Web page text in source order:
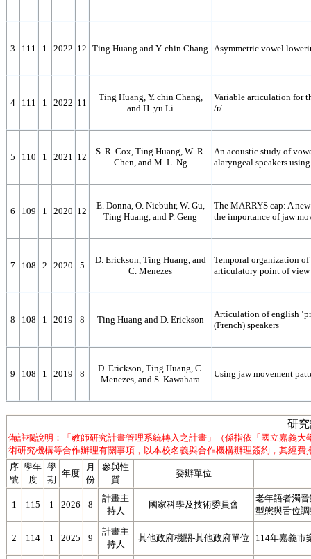
3 111 1 2022 12 Ting Huang and Y. chin Chang Asymmetric vowel
4 111 1 2022 11
Ting Huang, Y. chin Chang,
and H. yu Li
Variable articulation for
/r/
5 110 1 2021 12
S. R. Cox, Ting Huang, W.-R.
Chen, and M. L. Ng
An acoustic study of
alaryngeal speakers
6 109 1 2020 12
E. Donna, O. Niebuhr, W. Gu,
Ting Huang, and P. Geng
The MARRYS cap: A
the importance of jaw
7 108 2 2020 5
D. Erickson, Ting Huang, and
C. Menezes
Temporal organization of
articulatory point of view
8 108 1 2019 8 Ting Huang and D. Erickson
Articulation of english
(French) speakers
9 108 1 2019 8
D. Erickson, Ting Huang, C.
Menezes, and S. Kawahara
Using jaw movement
研
備註欄說明：「教師研究計畫管理系統轉入之計畫」（係指依「國立嘉義
術研究機構等合作辦理有關事項，以本校名義與合作機構辦理簽約，其經費
序
號
學年
度
學
期
年度
月
份
參與性
質
委辦單位
1 115 1 2026 8
計畫主
持人
國家科學及技術委員會
老年語者濁
型態與舌位
2 114 1 2025 9
計畫主
持人
其他政府機關-其他政府單位 114年嘉義市